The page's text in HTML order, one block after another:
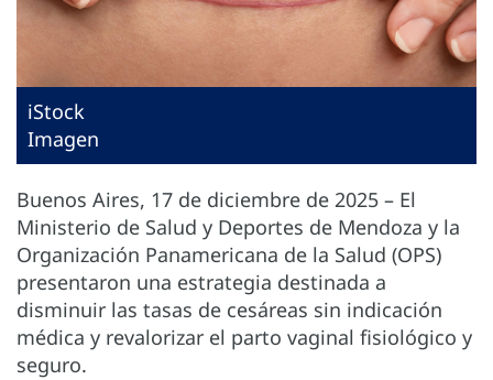
iStock
Imagen
Buenos Aires, 17 de diciembre de 2025 – El
Ministerio de Salud y Deportes de Mendoza y la
Organización Panamericana de la Salud (OPS)
presentaron una estrategia destinada a
disminuir las tasas de cesáreas sin indicación
médica y revalorizar el parto vaginal fisiológico y
seguro.